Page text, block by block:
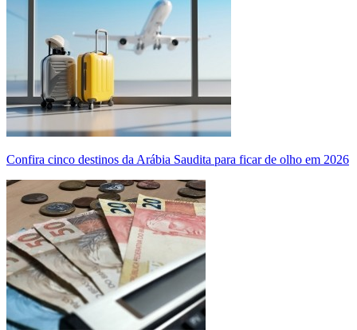
Confira cinco destinos da Arábia Saudita para ficar de olho em 2026